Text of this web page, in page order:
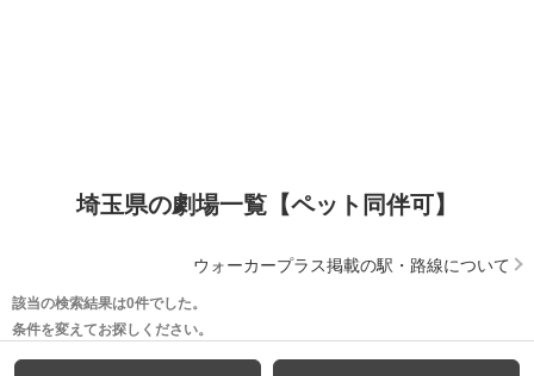
埼玉県の劇場一覧【ペット同伴可】
ウォーカープラス掲載の駅・路線について
該当の検索結果は0件でした。
条件を変えてお探しください。